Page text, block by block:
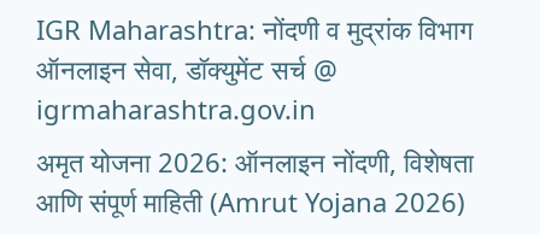
IGR Maharashtra: नोंदणी व मुद्रांक विभाग
ऑनलाइन सेवा, डॉक्युमेंट सर्च @
igrmaharashtra.gov.in
अमृत योजना 2026: ऑनलाइन नोंदणी, विशेषता
आणि संपूर्ण माहिती (Amrut Yojana 2026)